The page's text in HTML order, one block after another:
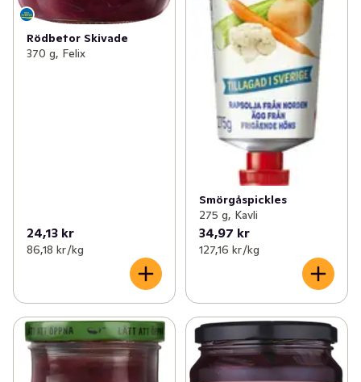
Rödbetor Skivade
370 g, Felix
24,13 kr
86,18 kr /kg
Smörgåspickles
275 g, Kavli
34,97 kr
127,16 kr /kg